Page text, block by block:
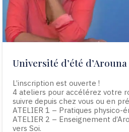
Université d’été
L’inscription est ouverte !
4 ateliers pour accélérez votre
suivre depuis chez vous ou en
ATELIER 1 – Pratiques physico-
ATELIER 2 – Enseignement
vers Soi.